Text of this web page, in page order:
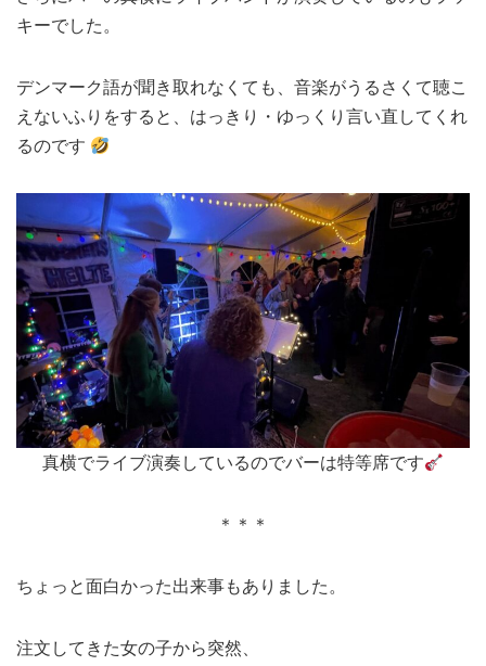
キーでした。
デンマーク語が聞き取れなくても、音楽がうるさくて聴こ
えないふりをすると、はっきり・ゆっくり言い直してくれ
るのです
真横でライブ演奏しているのでバーは特等席です
＊＊＊
ちょっと面白かった出来事もありました。
注文してきた女の子から突然、